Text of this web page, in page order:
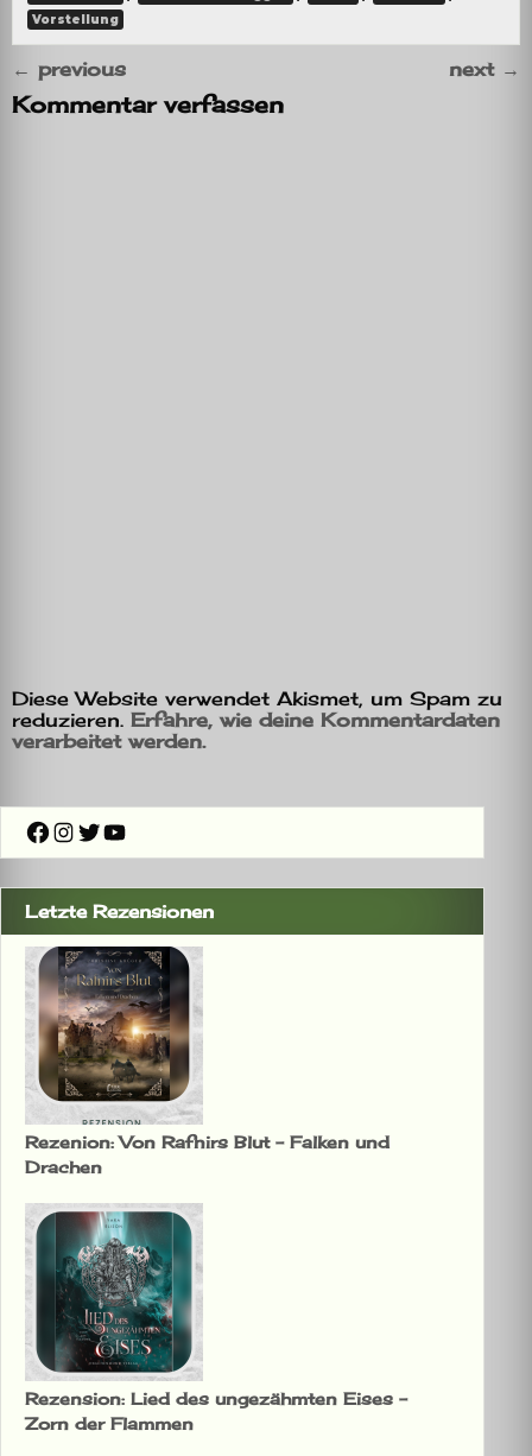
Vorstellung
← previous next →
Kommentar verfassen
Diese Website verwendet Akismet, um Spam zu
reduzieren. Erfahre, wie deine Kommentardaten
verarbeitet werden.
Facebook
Instagram
Twitter
YouTube
Letzte Rezensionen
Rezenion: Von Rafnirs Blut – Falken und
Drachen
Rezension: Lied des ungezähmten Eises –
Zorn der Flammen